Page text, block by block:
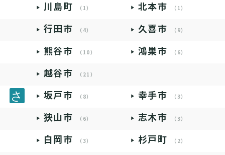
川島町 （1） 北本市 （1）
行田市 （4） 久喜市 （9）
熊谷市 （10） 鴻巣市 （6）
越谷市 （21）
坂戸市 （8） 幸手市 （3）
狭山市 （6） 志木市 （3）
白岡市 （3） 杉戸町 （2）